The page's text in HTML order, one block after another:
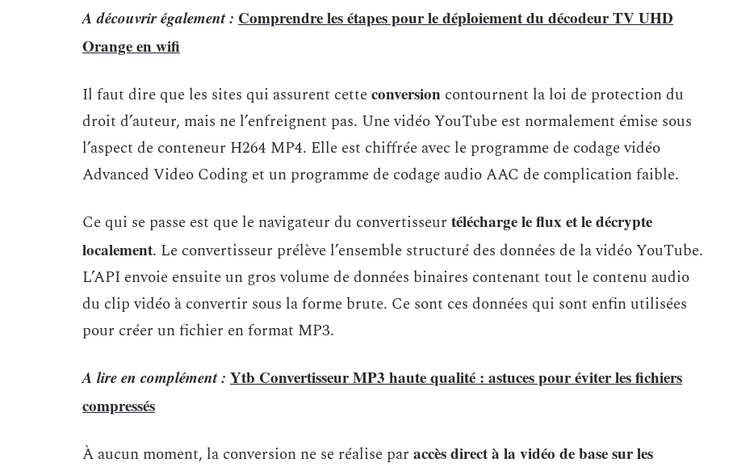
A découvrir également : Comprendre les étapes pour le déploiement du décodeur TV UHD
Orange en wifi
Il faut dire que les sites qui assurent cetteconversion contournent la loi de protection du
droit d’auteur, mais ne l’enfreignent pas. Une vidéo YouTube est normalement émise sous
l’aspect de conteneur H264 MP4. Elle est chiffrée avec le programme de codage vidéo
Advanced Video Coding et un programme de codage audio AAC de complication faible.
Ce qui se passe est que le navigateur du convertisseur télécharge le flux et le décrypte
localement. Le convertisseur prélève l’ensemble structuré des données de la vidéo YouTube.
L’API envoie ensuite un gros volume de données binaires contenant tout le contenu audio
du clip vidéo à convertir sous la forme brute. Ce sont ces données qui sont enfin utilisées
pour créer un fichier en format MP3.
A lire en complément : Ytb Convertisseur MP3 haute qualité : astuces pour éviter les fichiers
compressés
À aucun moment, la conversion ne se réalise par accès direct à la vidéo de base sur les